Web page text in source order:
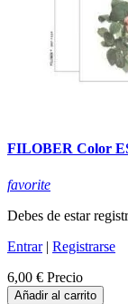
FILOBER Color
favorite
Debes de estar
Entrar| Registrarse
6,00 € Precio
Añadir al carrito